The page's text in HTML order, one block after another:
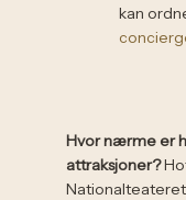
kan
Hvor nærme er
attraksjoner?